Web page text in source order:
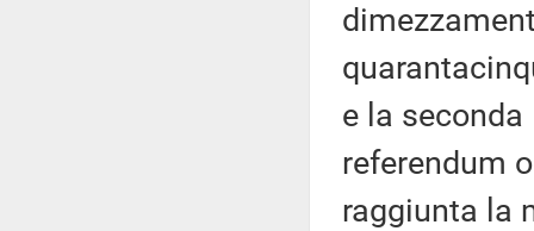
e la
referendum
raggiunta la